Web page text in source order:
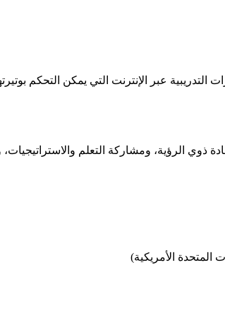
ذوي الرؤية، ومشاركة التعلم